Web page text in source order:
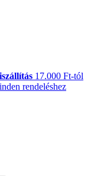
17.000 Ft-tól
rendeléshez